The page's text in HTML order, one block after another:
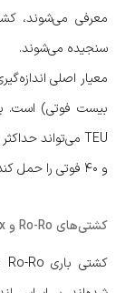
معرفی می‌شوند،
سنجیده می‌شوند.
و ۴۰ فوتی را حمل کند.
کشتی‌های Ro-Ro و Ro-Pax